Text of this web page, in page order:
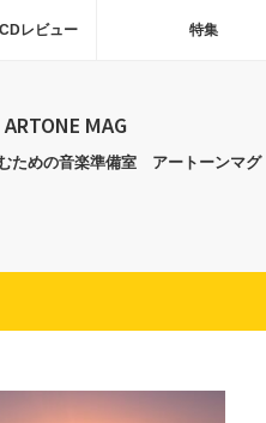
レビュー 特集
ARTONE MAG
ための音楽準備室 アートーンマグ